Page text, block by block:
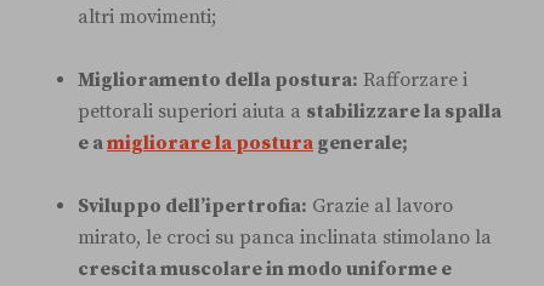
altri movimenti;
Miglioramento della postura: Rafforzare i
pettorali superiori aiuta a stabilizzare la spalla
e amigliorare la postura generale;
Sviluppo dell’ipertrofia: Grazie al lavoro
mirato, le croci su panca inclinata stimolano la
crescita muscolare in modo uniforme e